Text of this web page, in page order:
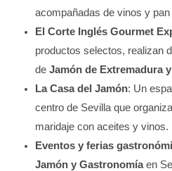
acompañadas de vinos y pan
El Corte Inglés Gourmet
productos selectos, realizan
de Jamón de Extremadura
La Casa del Jamón: Un
centro de Sevilla que
maridaje con aceites y vinos.
Eventos y ferias
Jamón y Gastronomíaen